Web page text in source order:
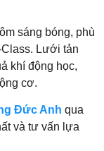
sáng bóng, phù
Lưới tản
khí động học,
cơ.
Đức Anh qua
và tư vấn lựa